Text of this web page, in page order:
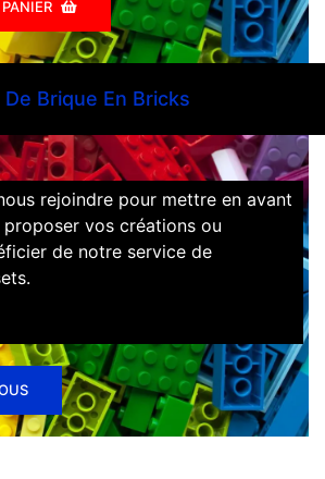
De Brique En Bricks
rejoindre pour mettre en avant
vos créations ou
de notre service de